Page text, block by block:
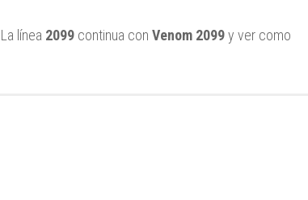
línea 2099 continua con Venom 2099y ver como